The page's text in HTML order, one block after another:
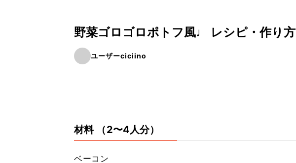
野菜ゴロゴロポトフ風♩ レシピ・作り方
ユーザーciciino
材料 （2〜4人分）
ベーコン